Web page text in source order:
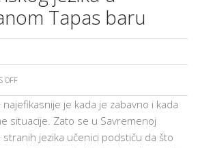
Tapas baru
OFF
UČENJE
ŠPANSKOG
JEZIKA
je kada je zabavno i kada
situacije. Zato se u Savremenoj
stranih jezika učenici podstiču da što